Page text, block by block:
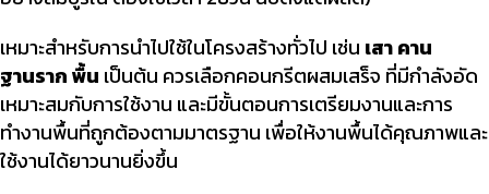
เหมาะสำหรับการนำไปใช้ในโครงสร้างทั่วไป เช่น เสา คาน
ฐานราก พื้น เป็นต้น ควรเลือกคอนกรีตผสมเสร็จ ที่มีกำลังอัด
เหมาะสมกับการใช้งาน และมีขั้นตอนการเตรียมงานและการ
ทำงานพื้นที่ถูกต้องตามมาตรฐาน เพื่อให้งานพื้นได้คุณภาพและ
ใช้งานได้ยาวนานยิ่งขึ้น